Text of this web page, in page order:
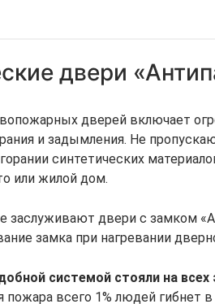
двери
дверей включает
и задымления. Не
синтетических
или жилой дом.
заслуживают двери с замком
замка при нагревании
системой стояли на
пожара всего 1% людей гибнет